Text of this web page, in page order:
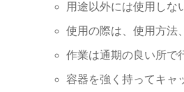
用途以外には使用しな
使用の際は、使用方法
作業は通期の良い所で
容器を強く持ってキャ